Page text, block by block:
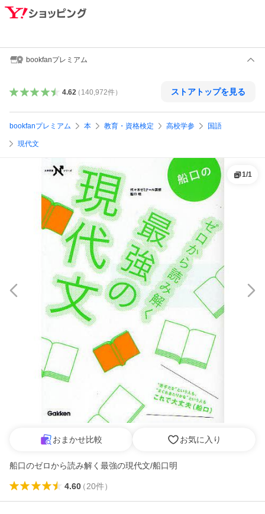
bookfanプレミアム
4.62（ 140,972件） ストアトップを見る
bookfanプレミアム 本 教育・資格検定 高校学参 国語
現代文
1/1
おまかせ比較 お気に入り
船口のゼロから読み解く最強の現代文/船口明
4.60（20件）